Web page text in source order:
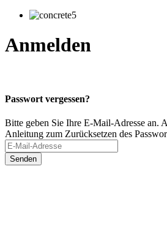
Anmelden
Passwort vergessen?
Bitte geben Sie Ihre E-Mail-Adresse an.
Anleitung zum Zurücksetzen des
Senden